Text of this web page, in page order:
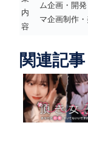
内
容
ム企画・開
マ企画制作
関連記事